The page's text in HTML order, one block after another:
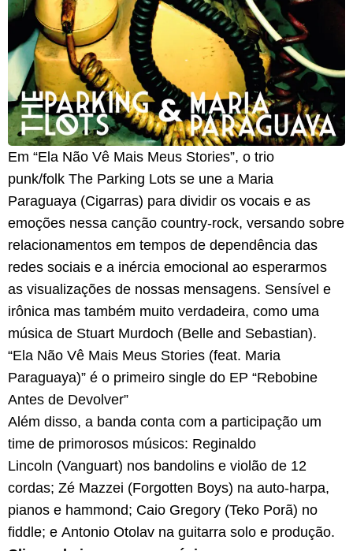
Em “Ela Não Vê Mais Meus Stories”, o trio
punk/folk The Parking Lots se une a Maria
Paraguaya (Cigarras) para dividir os vocais e as
emoções nessa canção country-rock, versando sobre
relacionamentos em tempos de dependência das
redes sociais e a inércia emocional ao esperarmos
as visualizações de nossas mensagens. Sensível e
irônica mas também muito verdadeira, como uma
música de Stuart Murdoch (Belle and Sebastian).
“Ela Não Vê Mais Meus Stories (feat. Maria
Paraguaya)” é o primeiro single do EP “Rebobine
Antes de Devolver”
Além disso, a banda conta com a participação um
time de primorosos músicos: Reginaldo
Lincoln (Vanguart) nos bandolins e violão de 12
cordas; Zé Mazzei (Forgotten Boys) na auto-harpa,
pianos e hammond; Caio Gregory (Teko Porã) no
fiddle; e Antonio Otolav na guitarra solo e produção.